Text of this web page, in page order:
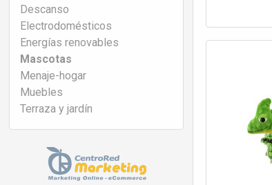
Descanso
Electrodomésticos
Energías renovables
Mascotas
Menaje-hogar
Muebles
Terraza y jardín